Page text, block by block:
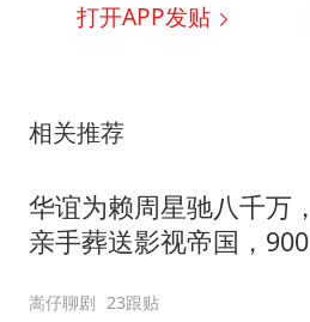
打开APP发贴
相关推荐
华谊为赖周星驰八千万，
亲手葬送影视帝国，900
嵩仔聊剧 23跟贴